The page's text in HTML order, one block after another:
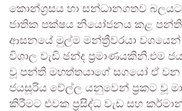
කොන්ග්‍රසය හා සන්ධානගතව
ජාතික පක්ෂය නියෝජනය කළ පන්ති
ආසනයේ මුල්ම මන්ත්‍රීවරයා
විශාල වැඩි ඡන්ද ප්‍රමාණයකිනි.එම
වූ පන්ති මහත්තයාගේ සගයෝ ඒ
ජයසූරිය වේල්ල යනුවෙන් ප්‍රකට වූ
කිරීමට එවක ප්‍රසිද්ධ වැඩ සහ